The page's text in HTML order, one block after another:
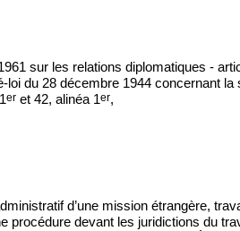
sur les relations diplomatiques -
loi du 28 décembre 1944 concernant
eret 42, alinéa 1er,
d’une mission étrangère,
procédure devant les juridictions du